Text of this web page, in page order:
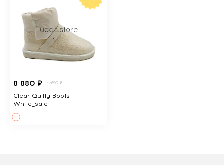
8 880 ₽ 13690 ₽
Clear Quilty Boots
White_sale